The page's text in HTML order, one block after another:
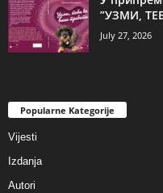
”УЗМИ,
July 27, 2026
Popularne Kategorije
Vijesti
Izdanja
Autori